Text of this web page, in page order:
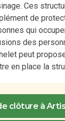
Ces
de
qui
des
peut
en place la
clôture à